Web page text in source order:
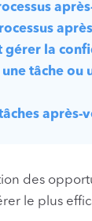
gérer la
tâche ou
après-
des
le plus